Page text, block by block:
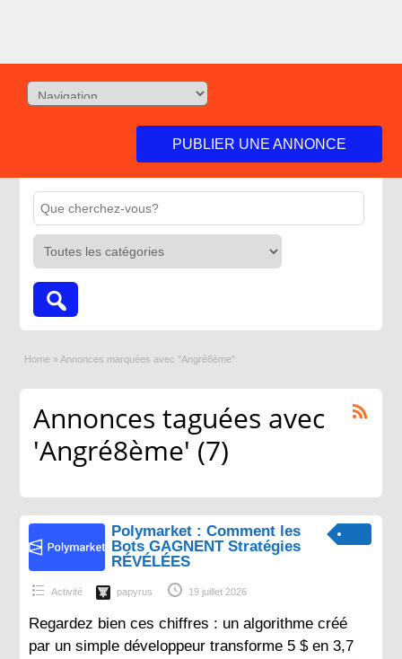
PUBLIER UNE ANNONCE
Home » Annonces marquées avec "Angré8ème"
Annonces taguées avec
'Angré8ème' (7)
Polymarket : Comment les
Bots GAGNENT Stratégies
RÉVÉLÉES
Activité papyrus 19 juillet 2026
Regardez bien ces chiffres : un algorithme créé
par un simple développeur transforme 5 $ en 3,7